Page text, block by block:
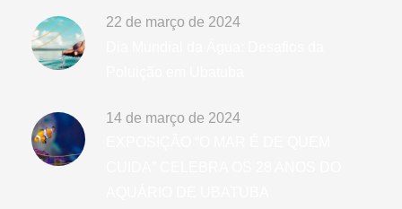
22 de março de 2024
14 de março de 2024